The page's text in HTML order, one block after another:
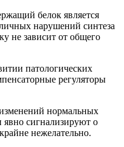
белок является
нарушений синтеза
не зависит от общего
патологических
регуляторы
нормальных
явно сигнализируют о
нежелательно.